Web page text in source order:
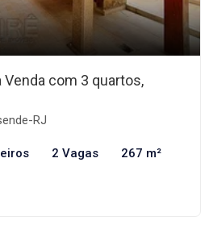
Venda com 3 quartos,
RJ
2 Vagas 267 m²